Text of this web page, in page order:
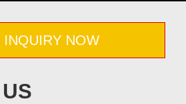
INQUIRY NOW